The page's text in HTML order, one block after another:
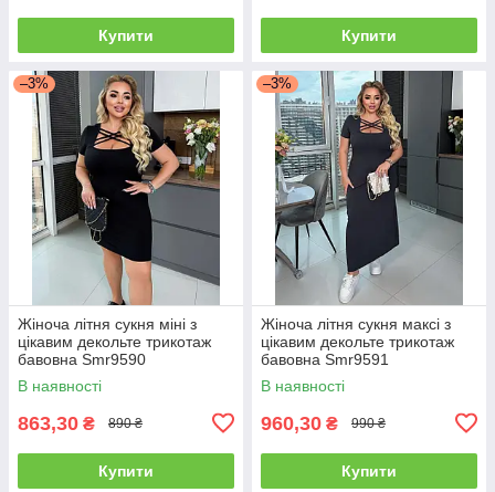
Купити Купити
–3%
Жіноча літня сукня міні з
цікавим декольте трикотаж
бавовна Smr9590
В наявності
863,30 ₴ 890 ₴
Купити
–3%
Жіноча літня сукня максі з
цікавим декольте трикотаж
бавовна Smr9591
В наявності
960,30 ₴ 990 ₴
Купити